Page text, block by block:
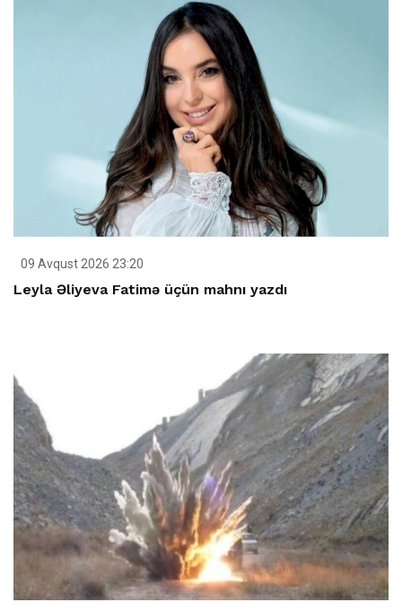
09 Avqust 2026 23:20
Leyla Əliyeva Fatimə üçün mahnı yazdı